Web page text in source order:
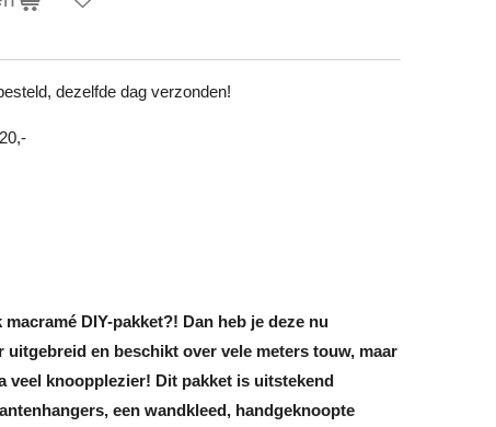
dezelfde dag verzonden!
DIY-pakket?! Dan heb je deze nu
uitgebreid en beschikt over vele meters touw, maar
veel knoopplezier! Dit pakket is uitstekend
een wandkleed, handgeknoopte